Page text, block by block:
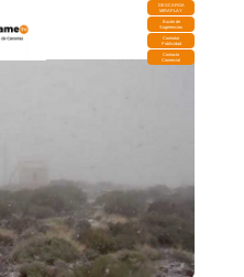
DESCARGA
MIRAPLAY
Buzón de
Sugerencias
Contratar
Publicidad
Contacto
Comercial